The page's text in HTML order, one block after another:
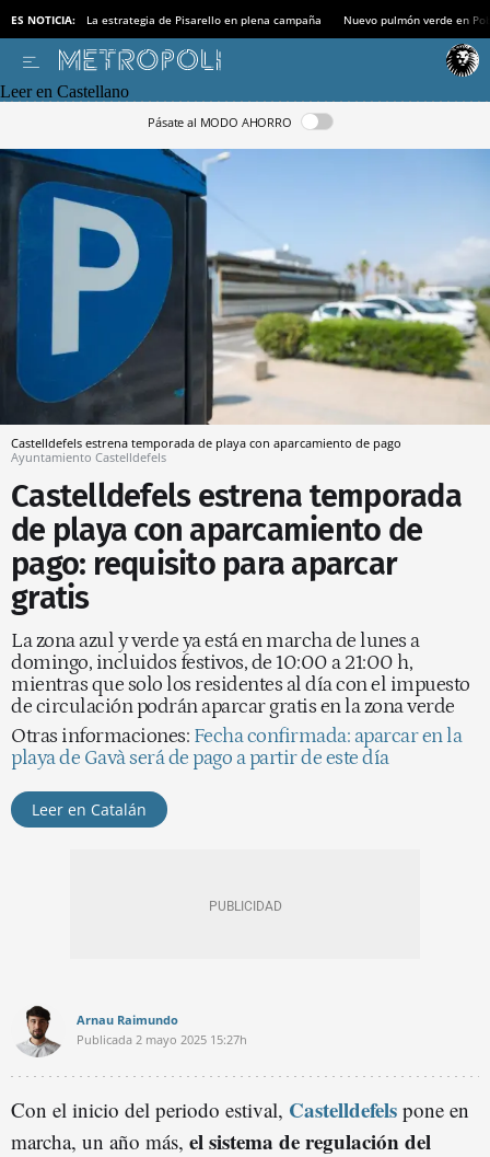
ES NOTICIA: La estrategia de Pisarello en plena campaña Nuevo pulmón verde en
Leer en Castellano
Pásate al MODO AHORRO
Castelldefels estrena temporada de playa con aparcamiento de pago
Ayuntamiento Castelldefels
Castelldefels estrena temporada
de playa con aparcamiento de
pago: requisito para aparcar
gratis
La zona azul y verde ya está en marcha de lunes a
domingo, incluidos festivos, de 10:00 a 21:00 h,
mientras que solo los residentes al día con el impuesto
de circulación podrán aparcar gratis en la zona verde
Otras informaciones: Fecha confirmada: aparcar en la
playa de Gavà será de pago a partir de este día
Leer en Catalán
Arnau Raimundo
Publicada 2 mayo 2025 15:27h
Con el inicio del periodo estival, Castelldefels pone en
marcha, un año más, el sistema de regulación del